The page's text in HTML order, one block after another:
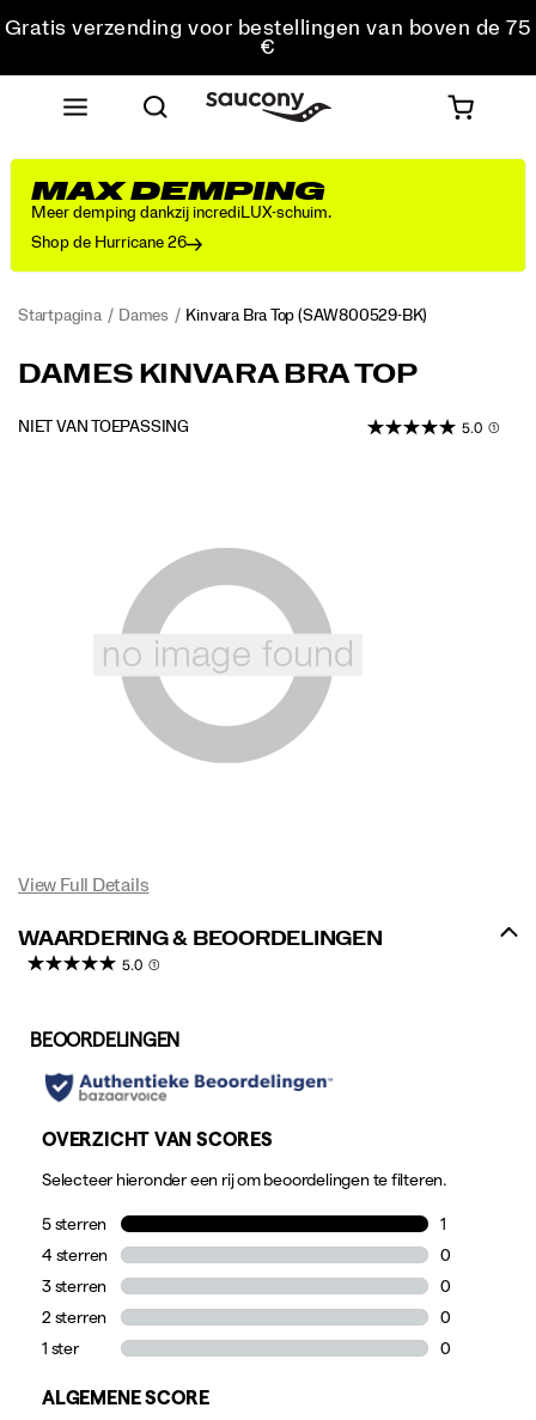
Gratis verzending voor bestellingen van boven de 75
€
Gratis retourzending voor alle bestellingen
Krijg 10% korting op je eerste bestelling
MAX DEMPING
Meer demping dankzij incrediLUX-schuim.
Shop de Hurricane 26
Startpagina Dames Kinvara Bra Top (SAW800529-BK)
DAMES KINVARA BRA TOP
NIET VAN TOEPASSING
5.0 (1)
View Full Details
WAARDERING & BEOORDELINGEN
5.0 (1)